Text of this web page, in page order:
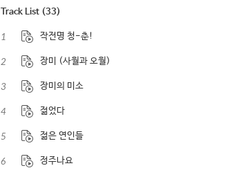
Track List (33)
1 작전명 청-춘!
2 장미 (사월과 오월)
3 장미의 미소
4 젊었다
5 젊은 연인들
6 정주나요